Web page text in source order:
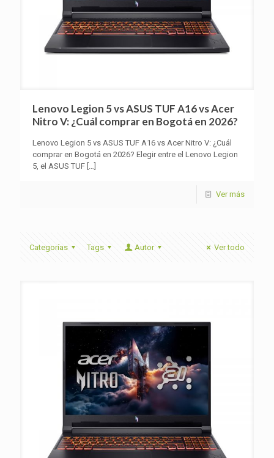
Lenovo Legion 5 vs ASUS TUF A16 vs Acer
Nitro V: ¿Cuál comprar en Bogotá en 2026?
Lenovo Legion 5 vs ASUS TUF A16 vs Acer Nitro V: ¿Cuál
comprar en Bogotá en 2026? Elegir entre el Lenovo Legion
5, el ASUS TUF […]
Ver más
Categorías Tags Autor Ver todo